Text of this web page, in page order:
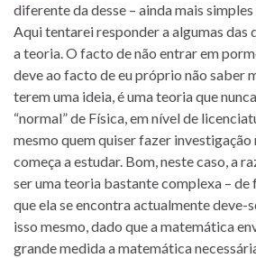
diferente da desse – ainda mais
Aqui tentarei responder a algumas das
a teoria. O facto de não entrar em
deve ao facto de eu próprio não saber
terem uma ideia, é uma teoria que
“normal” de Física, em nível de
mesmo quem quiser fazer investigação
começa a estudar. Bom, neste caso, a
ser uma teoria bastante complexa – de
que ela se encontra actualmente deve-
isso mesmo, dado que a matemática
grande medida a matemática